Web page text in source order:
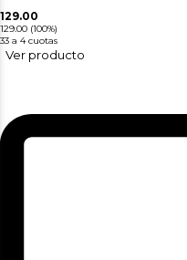
129.00
129.00 (100%)
33 a 4 cuotas
Ver producto